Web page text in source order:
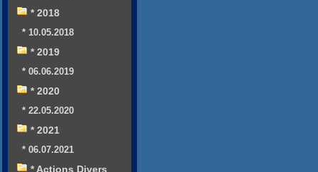
* 2018
* 10.05.2018
* 2019
* 06.06.2019
* 2020
* 22.05.2020
* 2021
* 06.07.2021
* Actions Divers